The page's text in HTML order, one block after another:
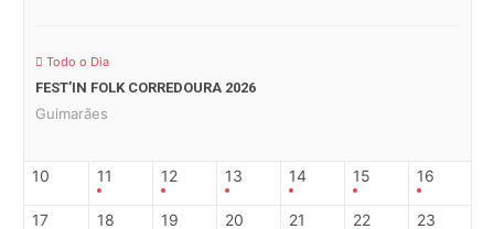
Todo o Dia
FEST’IN FOLK CORREDOURA 2026
Guimarães
10 11 12 13 14 15 16
17 18 19 20 21 22 23